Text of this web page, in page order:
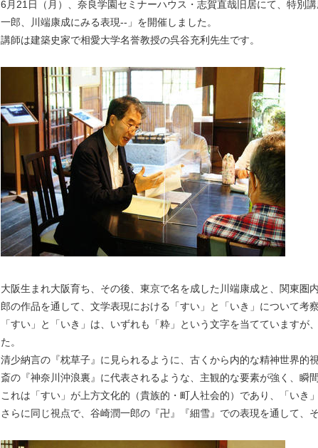
6月21日（月）、奈良学園セミナーハウス・志賀直哉旧居にて、特別
一郎、川端康成にみる表現--」を開催しました。
講師は建築史家で相愛大学名誉教授の呉谷充利先生です。
大阪生まれ大阪育ち、その後、東京で名を成した川端康成と、関東
郎の作品を通して、文学表現における「すい」と「いき」について考察
「すい」と「いき」は、いずれも「粋」という文字を当てています
た。
清少納言の『枕草子』に見られるように、古くから内的な精神世界
斎の『神奈川沖浪裏』に代表されるような、主観的な要素が強く、瞬
これは「すい」が上方文化的（貴族的・町人社会的）であり、「いき
さらに同じ視点で、谷崎潤一郎の『卍』『細雪』での表現を通して、